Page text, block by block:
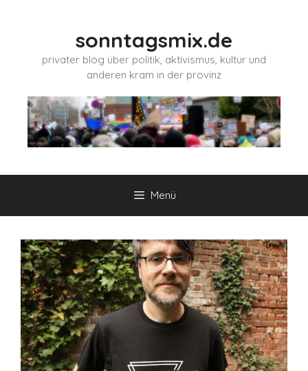
sonntagsmix.de
privater blog über politik, aktivismus, kultur und
anderen kram in der provinz
Menü